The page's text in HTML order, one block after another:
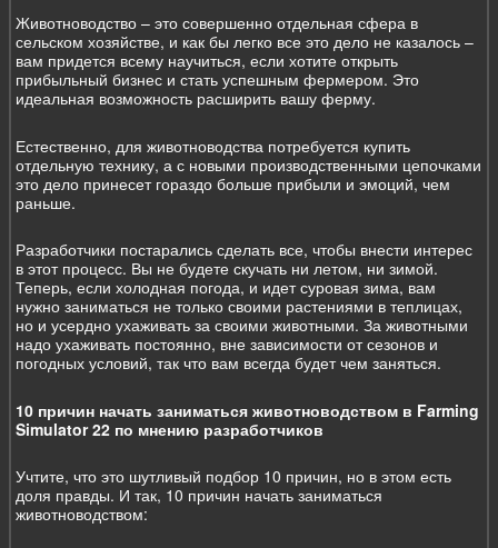
Животноводство – это совершенно отдельная сфера в
сельском хозяйстве, и как бы легко все это дело не казалось –
вам придется всему научиться, если хотите открыть
прибыльный бизнес и стать успешным фермером. Это
идеальная возможность расширить вашу ферму.
Естественно, для животноводства потребуется купить
отдельную технику, а с новыми производственными цепочками
это дело принесет гораздо больше прибыли и эмоций, чем
раньше.
Разработчики постарались сделать все, чтобы внести интерес
в этот процесс. Вы не будете скучать ни летом, ни зимой.
Теперь, если холодная погода, и идет суровая зима, вам
нужно заниматься не только своими растениями в теплицах,
но и усердно ухаживать за своими животными. За животными
надо ухаживать постоянно, вне зависимости от сезонов и
погодных условий, так что вам всегда будет чем заняться.
10 причин начать заниматься животноводством в Farming
Simulator 22 по мнению разработчиков
Учтите, что это шутливый подбор 10 причин, но в этом есть
доля правды. И так, 10 причин начать заниматься
животноводством: